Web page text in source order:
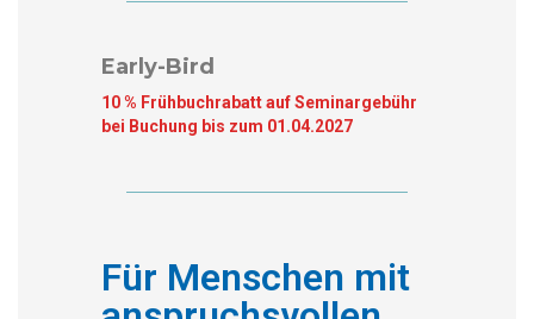
Early-Bird
10 % Früh­buchra­batt auf Sem­i­narge­bühr
bei Buchung bis zum 01.04.2027
Für Menschen mit